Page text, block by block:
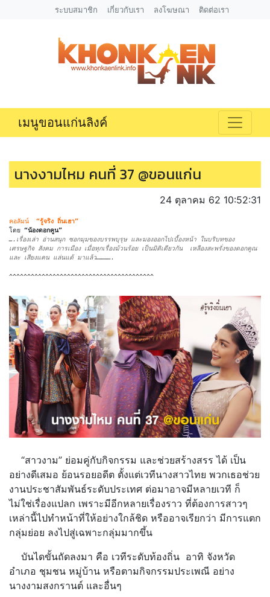
ระบบสมาชิก เกี่ยวกับเรา ลงโฆษณา ติดต่อเรา
เมนูขอนแก่นลิงค์
นางงามไหม คนที่ 37 @ขอนแก่น
24 ตุลาคม 62 10:52:31
คอลัมน์
“รู้จริง ถิ่นเฮา”
โดย “น้องดอกคูน”
….เรื่องเล่า อ่านสนุก ซอกมุมของบรรพบุรุษ และมองออกไปเบื้องหน้า ในบริบทของ
เศรษฐกิจ สังคม การเมือง เมื่อทุกเรื่องม้วนร้อย เป็นมิติเดียวกัน เหลืองสะพรั่งของดอกคูณ
และ เสียงแคน แล่นแต้ มาแล้ว………….
^^^^^^^^^^^^^^^^^^^^^^^^^^^^^^^^^^^^^^^^
“สาวงาม” ย่อมคู่กับกิจกรรม และช่วยสร้างสรร ได้ เป็น
อย่างดีเสมอ ย้อนรอยอดีต ตั้งแต่เวทีนางสาวไทย พวกเธอช่วย
งานประชาสัมพันธ์ระดับประเทศ ต่อมาอาจมีหลายเวที ก็
ไม่ใช่เรื่องแปลก เพราะมีอีกหลายเรื่องราว ที่ต้องการสาวๆ
เหล่านี้ไปทำหน้าที่ให้อย่างใกล้ชิด หรืออาจเรียกว่า มีการแตก
กลุ่มย่อย ลงไปสู่เฉพาะกลุ่มมากขึ้น
บันไดขั้นถัดลงมา คือ เวทีระดับท้องถิ่น อาทิ จังหวัด
อำเภอ ชุมชน หมู่บ้าน หรือตามกิจกรรมประเพณี อย่าง
นางงามสงกรานต์ และอื่นๆ